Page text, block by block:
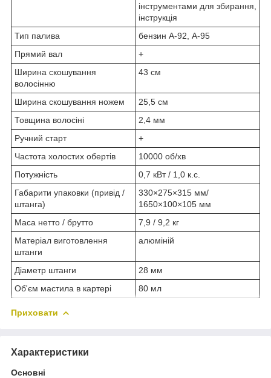
інструментами для збирання,
інструкція
Тип палива
бензин А-92, А-95
Прямий вал
+
Ширина скошування
волосінню
43 см
Ширина скошування ножем
25,5 см
Товщина волосіні
2,4 мм
Ручний старт
+
Частота холостих обертів
10000 об/хв
Потужність
0,7 кВт / 1,0 к.с.
Габарити упаковки (привід /
штанга)
330×275×315 мм/
1650×100×105 мм
Маса нетто / брутто
7,9 / 9,2 кг
Матеріал виготовлення
штанги
алюміній
Діаметр штанги
28 мм
Об'єм мастила в картері
80 мл
Приховати
Характеристики
Основні